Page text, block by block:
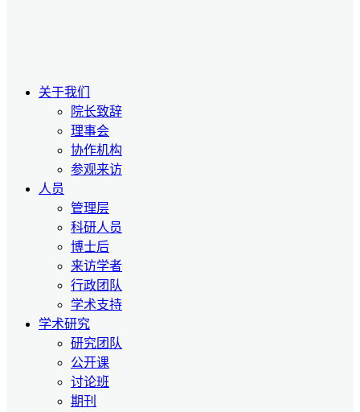
关于我们
院长致辞
理事会
协作机构
参观来访
人员
管理层
科研人员
博士后
来访学者
行政团队
学术支持
学术研究
研究团队
公开课
讨论班
期刊